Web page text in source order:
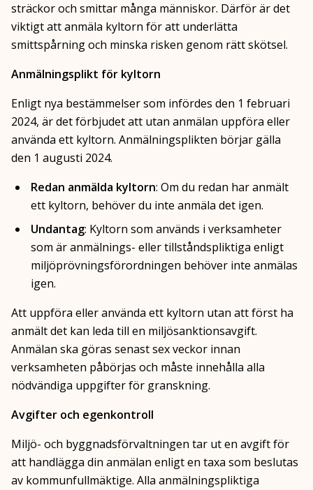
sträckor och smittar många människor. Därför är det
viktigt att anmäla kyltorn för att underlätta
smittspårning och minska risken genom rätt skötsel.
Anmälningsplikt för kyltorn
Enligt nya bestämmelser som infördes den 1 februari
2024, är det förbjudet att utan anmälan uppföra eller
använda ett kyltorn. Anmälningsplikten börjar gälla
den 1 augusti 2024.
Redan anmälda kyltorn: Om du redan har anmält
ett kyltorn, behöver du inte anmäla det igen.
Undantag: Kyltorn som används i verksamheter
som är anmälnings- eller tillståndspliktiga enligt
miljöprövningsförordningen behöver inte anmälas
igen.
Att uppföra eller använda ett kyltorn utan att först ha
anmält det kan leda till en miljösanktionsavgift.
Anmälan ska göras senast sex veckor innan
verksamheten påbörjas och måste innehålla alla
nödvändiga uppgifter för granskning.
Avgifter och egenkontroll
Miljö- och byggnadsförvaltningen tar ut en avgift för
att handlägga din anmälan enligt en taxa som beslutas
av kommunfullmäktige. Alla anmälningspliktiga